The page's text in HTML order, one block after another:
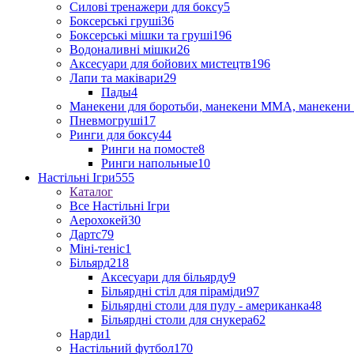
Силові тренажери для боксу5
Боксерські груші36
Боксерські мішки та груші196
Водоналивні мішки26
Аксесуари для бойових мистецтв196
Лапи та маківари29
Пады4
Манекени для боротьби, манекени ММА, манекени
Пневмогруші17
Ринги для боксу44
Ринги на помосте8
Ринги напольные10
Настільні Ігри555
Каталог
Все Настільні Ігри
Аерохокей30
Дартс79
Міні-теніс1
Більярд218
Аксесуари для більярду9
Більярдні стіл для піраміди97
Більярдні столи для пулу - американка48
Більярдні столи для снукера62
Нарди1
Настільний футбол170